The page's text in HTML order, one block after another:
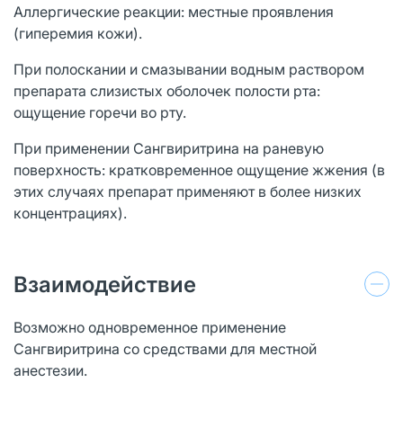
Аллергические реакции: местные проявления
(гиперемия кожи).
При полоскании и смазывании водным раствором
препарата слизистых оболочек полости рта:
ощущение горечи во рту.
При применении Сангвиритрина на раневую
поверхность: кратковременное ощущение жжения (в
этих случаях препарат применяют в более низких
концентрациях).
Взаимодействие
Возможно одновременное применение
Сангвиритрина со средствами для местной
анестезии.